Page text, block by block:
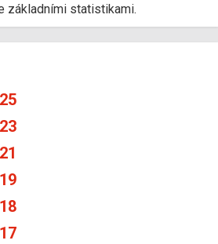
základními statistikami.